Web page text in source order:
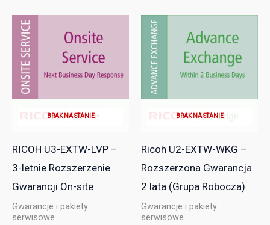
BRAK NA STANIE
RICOH U3-EXTW-LVP –
3-letnie Rozszerzenie
Gwarancji On-site
Gwarancje i pakiety
serwisowe
BRAK NA STANIE
Ricoh U2-EXTW-WKG –
Rozszerzona Gwarancja
2 lata (Grupa Robocza)
Gwarancje i pakiety
serwisowe